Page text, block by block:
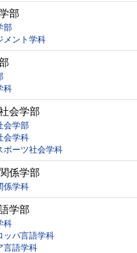
部
部
メント学科
科
会学部
会学部
会学科
ポーツ社会学科
係学部
係学科
学部
科
ッパ言語学科
言語学科